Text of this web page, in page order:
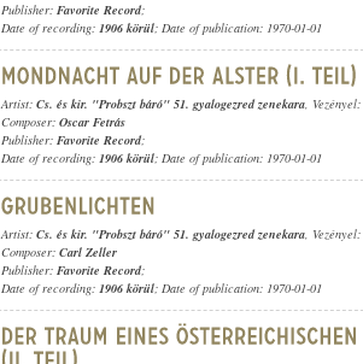
Publisher: Favorite Record;
Date of recording: 1906 körül; Date of publication: 1970-01-01
Artist: Cs. és kir. "Probszt báró" 51. gyalogezred zenekara, Vezényel:
Composer: Oscar Fetrás
Publisher: Favorite Record;
Date of recording: 1906 körül; Date of publication: 1970-01-01
Artist: Cs. és kir. "Probszt báró" 51. gyalogezred zenekara, Vezényel:
Composer: Carl Zeller
Publisher: Favorite Record;
Date of recording: 1906 körül; Date of publication: 1970-01-01